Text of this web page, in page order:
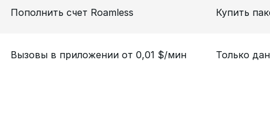
Пополнить счет Roamless Купить
Вызовы в приложении от 0,01 $/мин Только